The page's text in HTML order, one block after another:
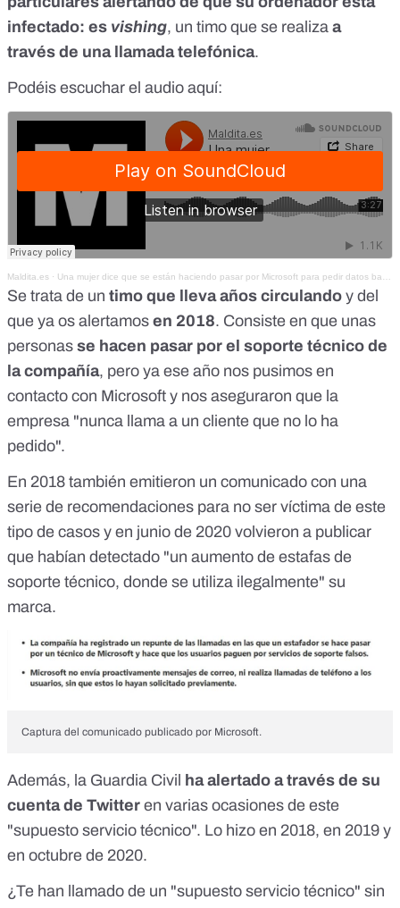
infectado: es vishing, un timo que se realiza a
través de una llamada telefónica.
Podéis escuchar el audio aquí:
Maldita.es · Una mujer dice que se están haciendo pasar por Microsoft para pedir datos bancarios
Se trata de un timo que lleva años circulando y del
que ya os alertamos en 2018. Consiste en que unas
personas se hacen pasar por el soporte técnico de
la compañía, pero ya ese año nos pusimos en
contacto con Microsoft y nos aseguraron que la
empresa "nunca llama a un cliente que no lo ha
pedido".
En 2018 también emitieron un comunicado con una
serie de recomendaciones para no ser víctima de este
tipo de casos y en junio de 2020 volvieron a publicar
que habían detectado "un aumento de estafas de
soporte técnico, donde se utiliza ilegalmente" su
marca.
Captura del comunicado publicado por Microsoft.
Además, la Guardia Civil ha alertado a través de su
cuenta de Twitter en varias ocasiones de este
"supuesto servicio técnico". Lo hizo en 2018, en 2019 y
en octubre de 2020.
¿Te han llamado de un "supuesto servicio técnico" sin